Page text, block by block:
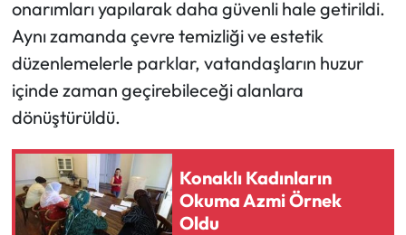
onarımları yapılarak daha güvenli hale getirildi.
Aynı zamanda çevre temizliği ve estetik
düzenlemelerle parklar, vatandaşların huzur
içinde zaman geçirebileceği alanlara
dönüştürüldü.
Konaklı Kadınların
Okuma Azmi Örnek
Oldu